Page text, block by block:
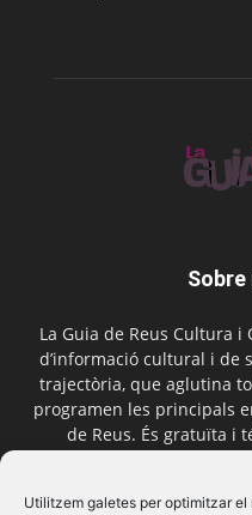
Utilitzem galetes per optimitzar
La Guia de Reus Cultura
d’informació cultural i de
trajectòria, que aglutina
programen les principals
de Reus. És gratuïta i